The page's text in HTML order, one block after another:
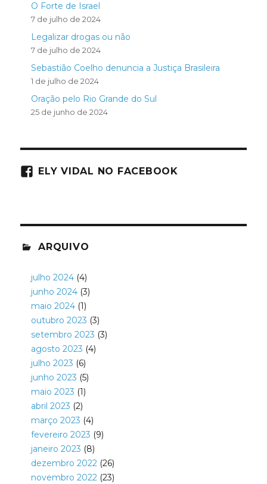
O Forte de Israel
7 de julho de 2024
Legalizar drogas ou não
7 de julho de 2024
Sebastião Coelho denuncia a Justiça Brasileira
1 de julho de 2024
Oração pelo Rio Grande do Sul
25 de junho de 2024
ELY VIDAL NO FACEBOOK
ARQUIVO
julho 2024(4)
junho 2024(3)
maio 2024(1)
outubro 2023 (3)
setembro 2023 (3)
agosto 2023 (4)
julho 2023 (6)
junho 2023 (5)
maio 2023 (1)
abril 2023 (2)
março 2023 (4)
fevereiro 2023 (9)
janeiro 2023 (8)
dezembro 2022(26)
novembro 2022(23)